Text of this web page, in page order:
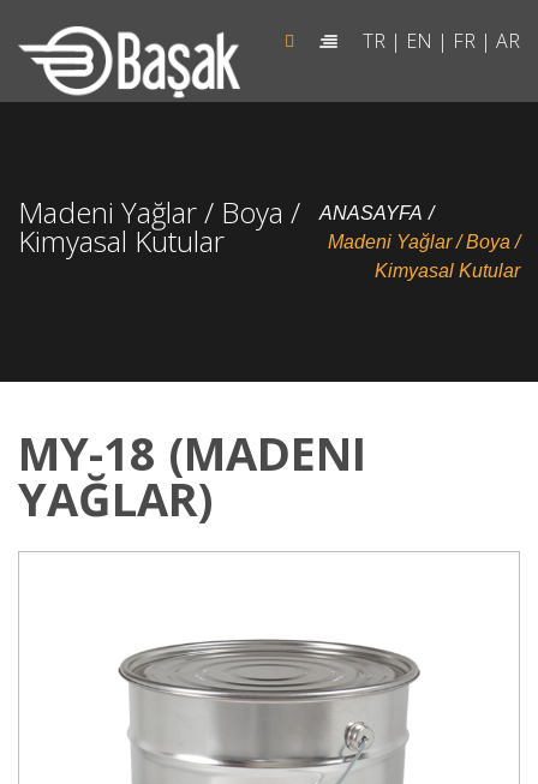
TR | EN | FR | AR
ANASAYFA
Madeni Yağlar / Boya /
Kimyasal Kutular
Madeni Yağlar / Boya /
Kimyasal Kutular
MY-18 (MADENI
YAĞLAR)